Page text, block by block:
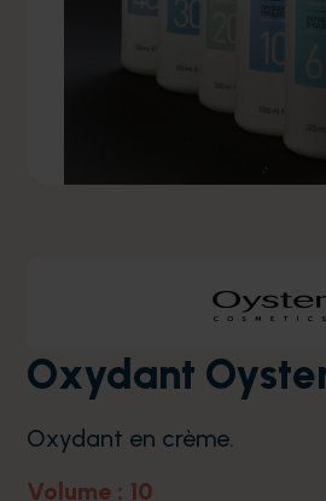
Oxydant
Oxydant en crème.
Volume : 10